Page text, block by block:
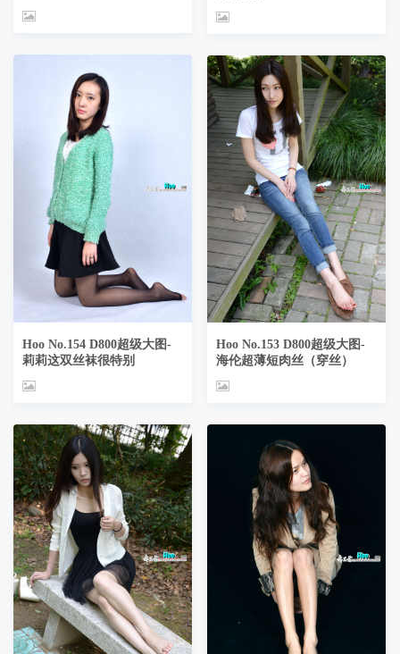
Hoo No.154 D800超级大图-
莉莉这双丝袜很特别
Hoo No.153 D800超级大图-
海伦超薄短肉丝（穿丝）